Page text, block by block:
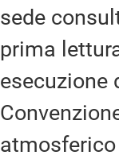
sede
prima
esecuzione